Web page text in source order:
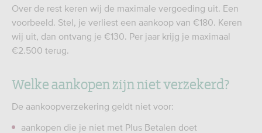
Over de rest keren wij de maximale vergoeding uit. Een
voorbeeld. Stel, je verliest een aankoop van €180. Keren
wij uit, dan ontvang je €130. Per jaar krijg je maximaal
€2.500 terug.
Welke aankopen zijn niet verzekerd?
De aankoopverzekering geldt niet voor:
aankopen die je niet met Plus Betalen doet